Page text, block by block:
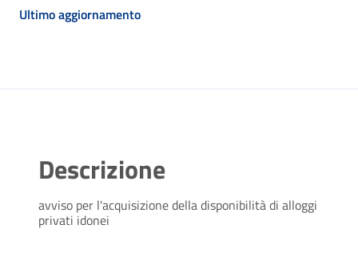
Ultimo aggiornamento
Descrizione
avviso per l'acquisizione della disponibilità di alloggi
privati idonei